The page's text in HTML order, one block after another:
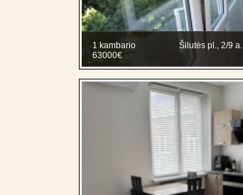
1 kambario
Šilutės pl., 2/9 a.
63000€